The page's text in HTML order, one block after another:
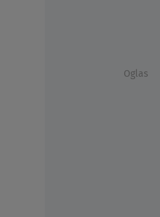
Oglas